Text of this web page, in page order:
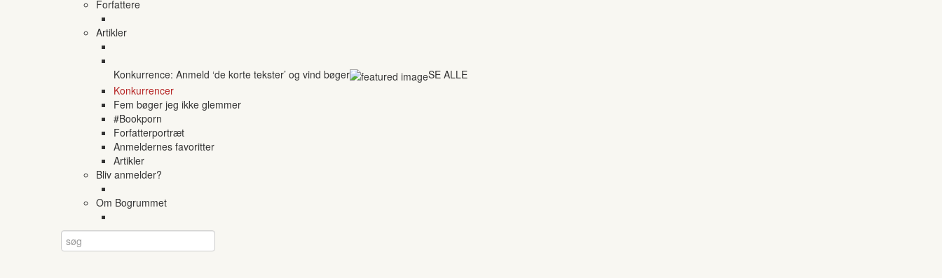
Forfattere
Artikler
Konkurrence: Anmeld ‘de korte tekster’ og vind bøger
SE ALLE
Konkurrencer
Fem bøger jeg ikke glemmer
#Bookporn
Forfatterportræt
Anmeldernes favoritter
Artikler
Bliv anmelder?
Om Bogrummet